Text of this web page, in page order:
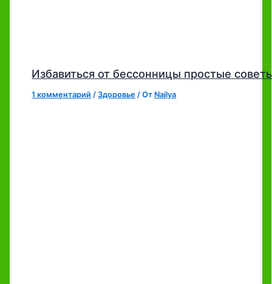
Избавиться от бессонницы простые
1 комментарий /Здоровье / От Najlya